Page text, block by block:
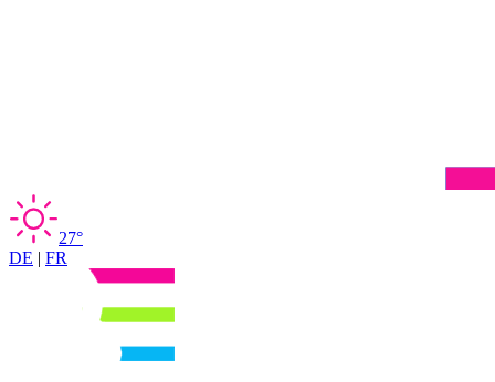
27°
DE | FR